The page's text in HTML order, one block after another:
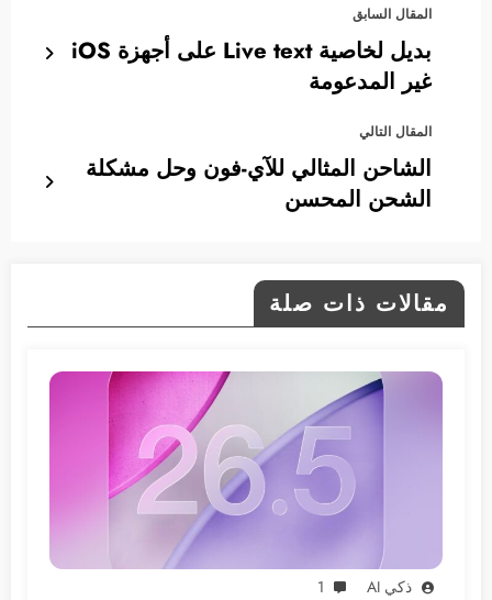
المقال السابق
بديل لخاصية Live text على أجهزة iOS
غير المدعومة
المقال التالي
الشاحن المثالي للآي-فون وحل مشكلة
الشحن المحسن
مقالات ذات صلة
ذكي AI 1